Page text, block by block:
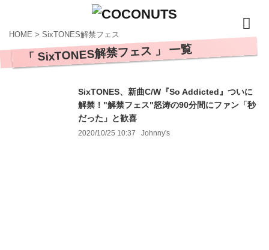
HOME > SixTONES解禁フェス
「 SixTONES解禁フェス 」 一覧
SixTONES、新曲C/W『So Addicted』ついに
解禁！"解禁フェス"怒涛の90分間にファン「秒
だった」と歓喜
2020/10/25 10:37 Johnny's